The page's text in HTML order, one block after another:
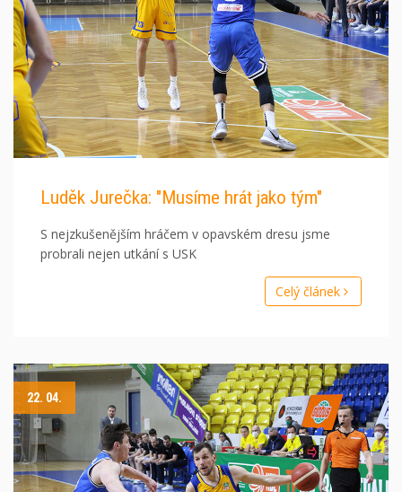
Luděk Jurečka: "Musíme hrát jako tým"
S nejzkušenějším hráčem v opavském dresu jsme
probrali nejen utkání s USK
Celý článek
22. 04.